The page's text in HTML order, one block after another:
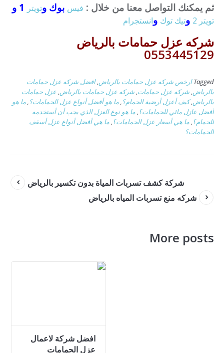
ثم يمكنك التواصل معنا من خلال : فيس بوك وتويتر
تويتر 2 وتيك توك وانستجرام
شركه عزل حمامات بالرياض
0553445129
Tagged ارخص شركه عزل حمامات بالرياض,افضل شركه عزل حمامات
بالرياض,شركه عزل حمامات,شركه عزل حمامات بالرياض, عزل حمامات
بالرياض,كيف أعزل أرضية الحمام؟,ما هو أفضل أنواع عزل الحمامات؟,ما هو
أفضل عازل مائي للحمامات؟,ما هو نوع العزل الذي يجب أن أستخدمه
للحمام؟,ما هي أسعار عزل الحمامات؟,ما هي أفضل أنواع عزل أسقف
الحمامات؟
شركة كشف تسربات المياة بدون تكسير بالرياض
شركه منع تسربات المياه بالرياض
More posts
افضل شركة لاعمال
عزل الحمامات